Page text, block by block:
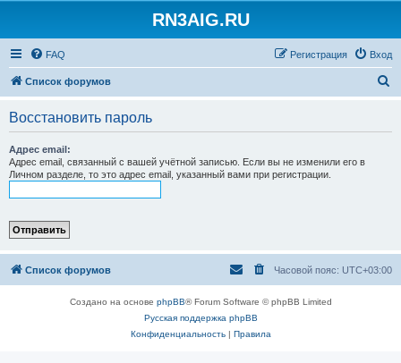
RN3AIG.RU
FAQ Вход
Регистрация
Список форумов
Восстановить пароль
Адрес email:
Адрес email, связанный с вашей учётной записью. Если вы не изменили его в
Личном разделе, то это адрес email, указанный вами при регистрации.
Список форумов Часовой пояс: UTC+03:00
Создано на основе phpBB® Forum Software © phpBB Limited
Русская поддержка phpBB
Конфиденциальность| Правила